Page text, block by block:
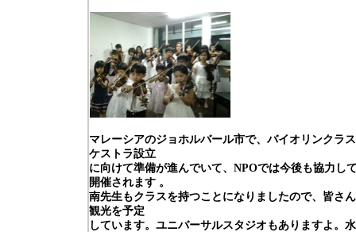
マレーシアのジョホルバール市で、バイオリンクラ
ケストラ設立
に向けて準備が進んでいて、NPOでは今後も協力し
開催されます 。
南先生もクラスを持つことになりましたので、皆さ
観光を予定
しています。ユニバーサルスタジオもありますよ。